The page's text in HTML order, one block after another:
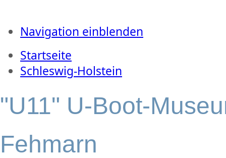
Navigation einblenden
Startseite
Schleswig-Holstein
"U11" U-Boot-
Fehmarn